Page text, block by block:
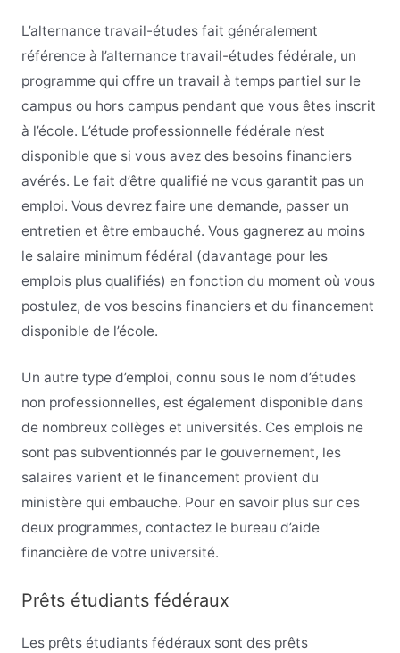
L’alternance travail-études fait généralement
référence à l’alternance travail-études fédérale, un
programme qui offre un travail à temps partiel sur le
campus ou hors campus pendant que vous êtes inscrit
à l’école. L’étude professionnelle fédérale n’est
disponible que si vous avez des besoins financiers
avérés. Le fait d’être qualifié ne vous garantit pas un
emploi. Vous devrez faire une demande, passer un
entretien et être embauché. Vous gagnerez au moins
le salaire minimum fédéral (davantage pour les
emplois plus qualifiés) en fonction du moment où vous
postulez, de vos besoins financiers et du financement
disponible de l’école.
Un autre type d’emploi, connu sous le nom d’études
non professionnelles, est également disponible dans
de nombreux collèges et universités. Ces emplois ne
sont pas subventionnés par le gouvernement, les
salaires varient et le financement provient du
ministère qui embauche. Pour en savoir plus sur ces
deux programmes, contactez le bureau d’aide
financière de votre université.
Prêts étudiants fédéraux
Les prêts étudiants fédéraux sont des prêts